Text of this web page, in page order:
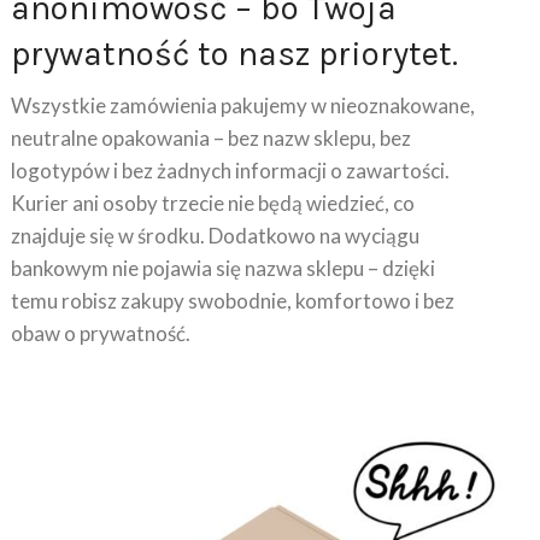
prywatność to nasz priorytet.
Wszystkie zamówienia pakujemy w nieoznakowane,
neutralne opakowania – bez nazw sklepu, bez
logotypów i bez żadnych informacji o zawartości.
Kurier ani osoby trzecie nie będą wiedzieć, co
znajduje się w środku. Dodatkowo na wyciągu
bankowym nie pojawia się nazwa sklepu – dzięki
temu robisz zakupy swobodnie, komfortowo i bez
obaw o prywatność.